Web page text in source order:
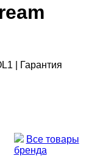
Все товары
бренда